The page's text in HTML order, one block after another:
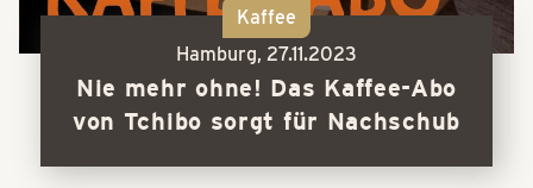
Kaffee
Hamburg, 27.11.2023
Nie mehr ohne! Das Kaffee-Abo
von Tchibo sorgt für Nachschub